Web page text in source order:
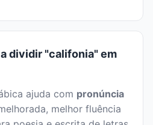
dividir "califonia" em
ajuda com pronúncia
melhor fluência